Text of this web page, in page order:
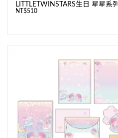
LITTLETWINSTARS生日 星星系列
NT$510